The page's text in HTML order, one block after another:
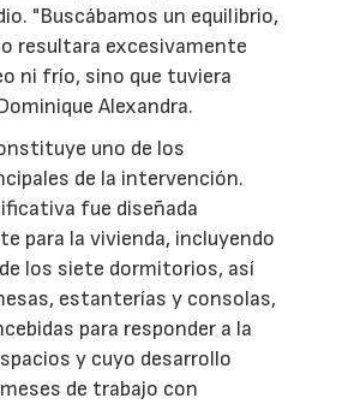
"Buscábamos un equilibrio,
resultara excesivamente
ni frío, sino que tuviera
Alexandra.
uno de los
de la intervención.
fue diseñada
para la vivienda, incluyendo
los siete dormitorios, así
estanterías y consolas,
para responder a la
y cuyo desarrollo
de trabajo con